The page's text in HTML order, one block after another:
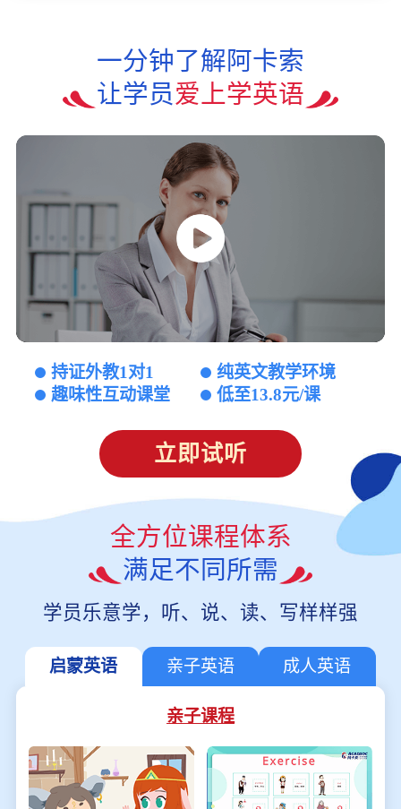
一分钟了解阿卡索
让学员爱上学英语
持证外教1对1
纯英文教学环境
趣味性互动课堂
低至13.8元/课
立即试听
全方位课程体系
满足不同所需
学员乐意学，听、说、读、写样样强
启蒙英语 亲子英语 成人英语
亲子课程